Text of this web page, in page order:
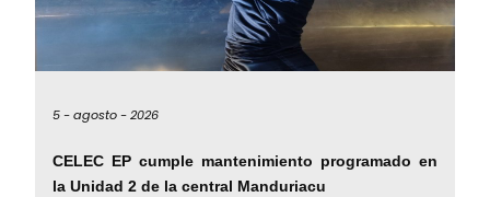
5 -agosto -2026
CELEC EP cumple mantenimiento programado en
la Unidad 2 de la central Manduriacu